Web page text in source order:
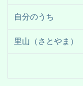
自分のうち
里山（さとやま）